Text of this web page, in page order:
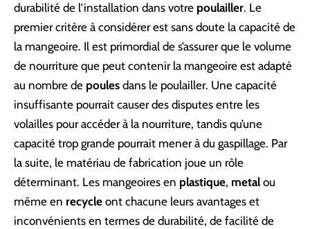
durabilité de l’installation dans votre poulailler. Le
premier critère à considérer est sans doute la capacité de
la mangeoire. Il est primordial de s’assurer que le volume
de nourriture que peut contenir la mangeoire est adapté
au nombre de poules dans le poulailler. Une capacité
insuffisante pourrait causer des disputes entre les
volailles pour accéder à la nourriture, tandis qu’une
capacité trop grande pourrait mener à du gaspillage. Par
la suite, le matériau de fabrication joue un rôle
déterminant. Les mangeoires en plastique, metal ou
même en recycle ont chacune leurs avantages et
inconvénients en termes de durabilité, de facilité de